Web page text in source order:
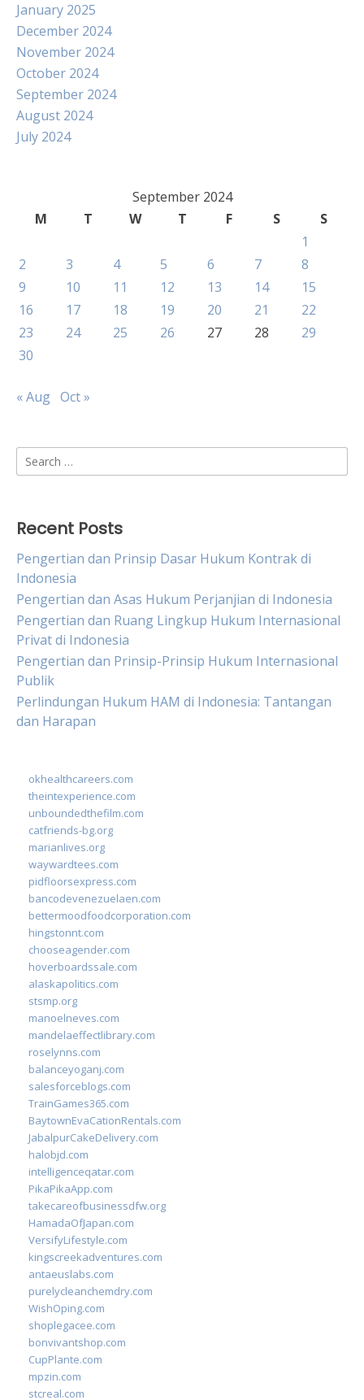
January 2025
December 2024
November 2024
October 2024
September 2024
August 2024
July 2024
September 2024
M
T W T F S
S
1
2
3 4 5 6 7
8
9
10 11 12 13 14
15
16
17 18 19 20 21
22
23
24 25 26 27 28
29
30
« Aug Oct »
Search
for:
Recent Posts
Pengertian dan Prinsip Dasar Hukum Kontrak di
Indonesia
Pengertian dan Asas Hukum Perjanjian di Indonesia
Pengertian dan Ruang Lingkup Hukum Internasional
Privat di Indonesia
Pengertian dan Prinsip-Prinsip Hukum Internasional
Publik
Perlindungan Hukum HAM di Indonesia: Tantangan
dan Harapan
okhealthcareers.com
theintexperience.com
unboundedthefilm.com
catfriends-bg.org
marianlives.org
waywardtees.com
pidfloorsexpress.com
bancodevenezuelaen.com
bettermoodfoodcorporation.com
hingstonnt.com
chooseagender.com
hoverboardssale.com
alaskapolitics.com
stsmp.org
manoelneves.com
mandelaeffectlibrary.com
roselynns.com
balanceyoganj.com
salesforceblogs.com
TrainGames365.com
BaytownEvaCationRentals.com
JabalpurCakeDelivery.com
halobjd.com
intelligenceqatar.com
PikaPikaApp.com
takecareofbusinessdfw.org
HamadaOfJapan.com
VersifyLifestyle.com
kingscreekadventures.com
antaeuslabs.com
purelycleanchemdry.com
WishOping.com
shoplegacee.com
bonvivantshop.com
CupPlante.com
mpzin.com
stcreal.com